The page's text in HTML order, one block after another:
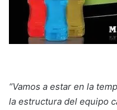
“Vamos a estar en la
la estructura del equipo